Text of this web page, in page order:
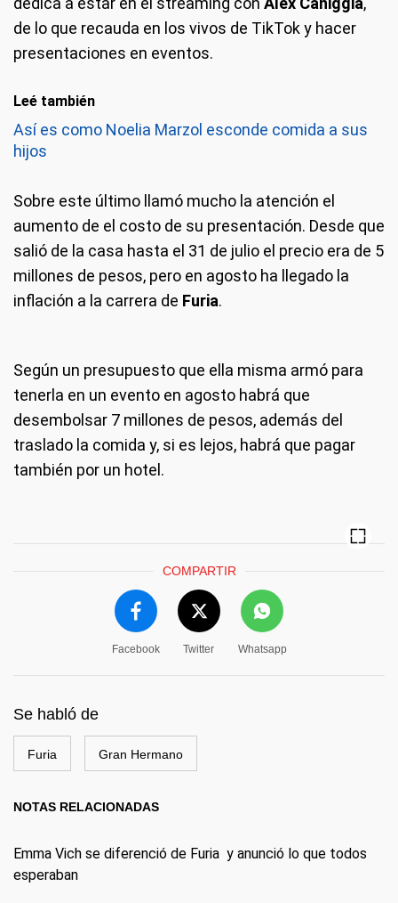
de lo que recauda en los vivos de TikTok y hacer
presentaciones en eventos.
Leé también
Así es como Noelia Marzol esconde comida a sus
hijos
Sobre este último llamó mucho la atención el
aumento de el costo de su presentación. Desde que
salió de la casa hasta el 31 de julio el precio era de 5
millones de pesos, pero en agosto ha llegado la
inflación a la carrera de Furia.
Según un presupuesto que ella misma armó para
tenerla en un evento en agosto habrá que
desembolsar 7 millones de pesos, además del
traslado la comida y, si es lejos, habrá que pagar
también por un hotel.
COMPARTIR
Facebook Twitter Whatsapp
Se habló de
Furia Gran Hermano
NOTAS RELACIONADAS
Emma Vich se diferenció de Furia y anunció lo que todos
esperaban